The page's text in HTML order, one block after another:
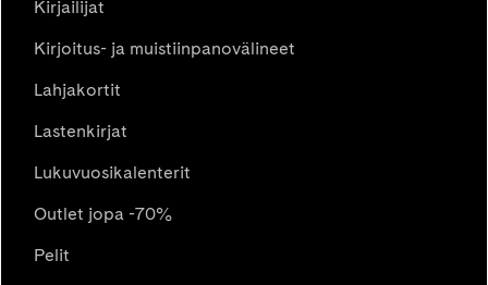
Kirjailijat
Kirjoitus- ja muistiinpanovälineet
Lahjakortit
Lastenkirjat
Lukuvuosikalenterit
Outlet jopa -70%
Pelit